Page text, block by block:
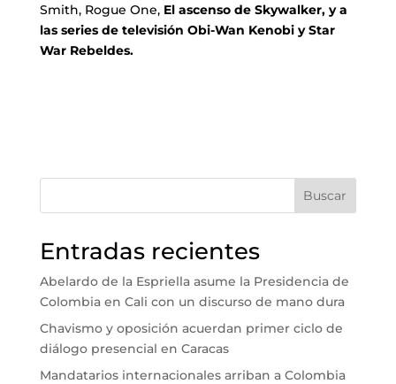
Smith, Rogue One,El ascenso de Skywalker, y a
las series de televisión Obi-Wan Kenobi y Star
War Rebeldes.
Buscar
Entradas recientes
Abelardo de la Espriella asume la Presidencia de
Colombia en Cali con un discurso de mano dura
Chavismo y oposición acuerdan primer ciclo de
diálogo presencial en Caracas
Mandatarios internacionales arriban a Colombia